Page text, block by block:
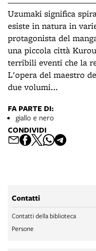
Uzumaki significa
esiste in natura in
protagonista del
una piccola città
terribili eventi che la
L'opera del maestro
due volumi...
FA PARTE DI:
giallo e nero
CONDIVIDI
Contatti
Contatti della biblioteca
Persone